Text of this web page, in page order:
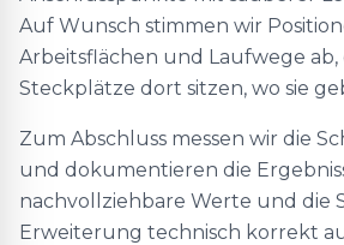
Auf Wunsch stimmen wir
Arbeitsflächen und Laufwege ab,
Steckplätze dort sitzen, wo sie
Zum Abschluss messen wir die
und dokumentieren die
nachvollziehbare Werte und die
Erweiterung technisch korrekt